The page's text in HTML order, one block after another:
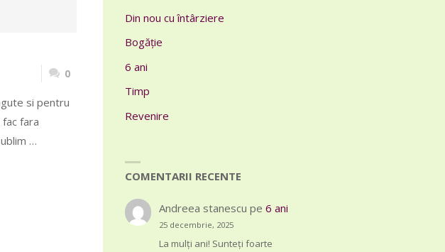
0
si pentru
fara
…
Din nou cu întârziere
Bogăție
6 ani
Timp
Revenire
COMENTARII RECENTE
Andreea stanescu pe6 ani
25 decembrie, 2025
La mulți ani! Sunteți foarte